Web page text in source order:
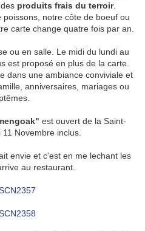
produits frais du terroir.
notre côte de boeuf ou
carte change quatre fois par an.
ou en salle. Le midi du lundi au
est proposé en plus de la carte.
dans une ambiance conviviale et
anniversaires, mariages ou
est ouvert de la Saint-
Novembre inclus.
envie et c'est en me lechant les
au restaurant.